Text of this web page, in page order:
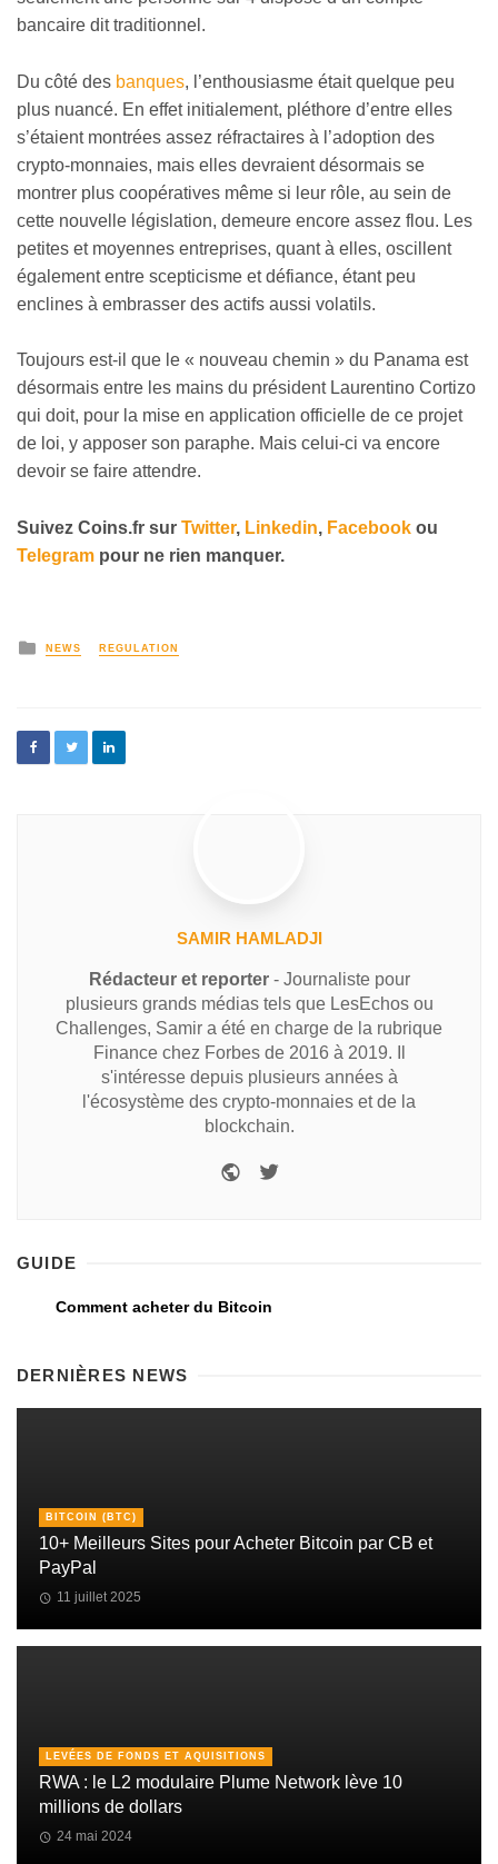
bancaire dit traditionnel.
Du côté des banques, l’enthousiasme était quelque peu
plus nuancé. En effet initialement, pléthore d’entre elles
s’étaient montrées assez réfractaires à l’adoption des
crypto-monnaies, mais elles devraient désormais se
montrer plus coopératives même si leur rôle, au sein de
cette nouvelle législation, demeure encore assez flou. Les
petites et moyennes entreprises, quant à elles, oscillent
également entre scepticisme et défiance, étant peu
enclines à embrasser des actifs aussi volatils.
Toujours est-il que le « nouveau chemin » du Panama est
désormais entre les mains du président Laurentino Cortizo
qui doit, pour la mise en application officielle de ce projet
de loi, y apposer son paraphe. Mais celui-ci va encore
devoir se faire attendre.
Suivez Coins.fr sur Twitter, Linkedin, Facebook ou
Telegram pour ne rien manquer.
NEWS REGULATION
SAMIR HAMLADJI
Rédacteur et reporter- Journaliste pour
plusieurs grands médias tels que LesEchos ou
Challenges, Samir a été en charge de la rubrique
Finance chez Forbes de 2016 à 2019. Il
s'intéresse depuis plusieurs années à
l'écosystème des crypto-monnaies et de la
blockchain.
GUIDE
Comment acheter du Bitcoin
DERNIÈRES NEWS
BITCOIN (BTC)
10+ Meilleurs Sites pour Acheter Bitcoin par CB et
PayPal
11 juillet 2025
LEVÉES DE FONDS ET AQUISITIONS
RWA : le L2 modulaire Plume Network lève 10
millions de dollars
24 mai 2024